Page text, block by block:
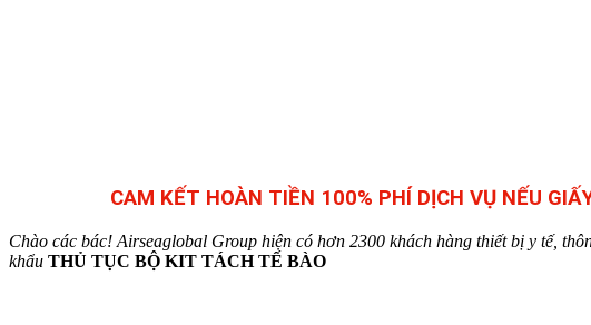
CAM KẾT HOÀN TIỀN 100% PHÍ DỊCH VỤ NẾU
Chào các bác! Airseaglobal Group hiện có hơn 2300 khách hàng thiết bị y tế,
khẩu THỦ TỤC BỘ KIT TÁCH TẾ BÀO